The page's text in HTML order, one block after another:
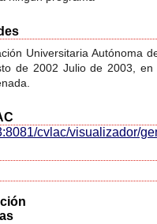
Universitaria Autónoma
de 2002 Julio de 2003,
cvlac/visualizador/